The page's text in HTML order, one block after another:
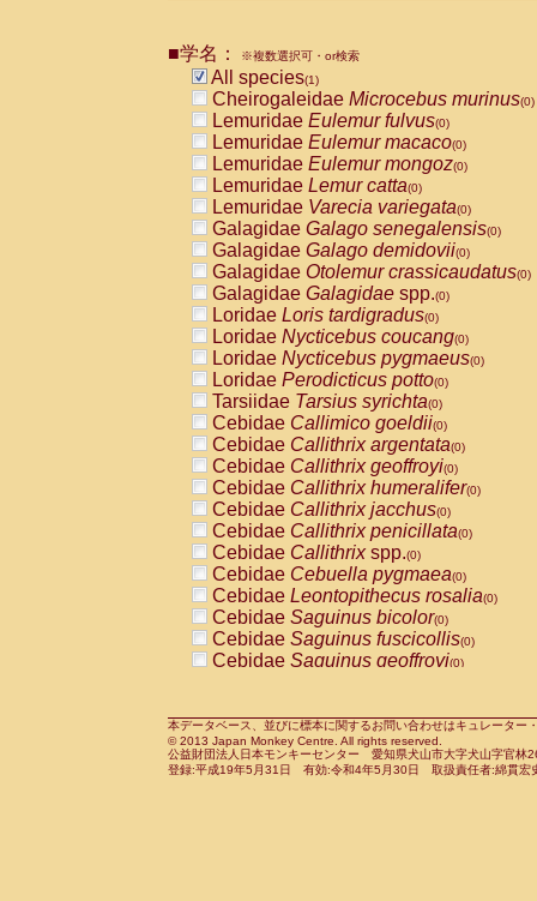
CebidaeCebus nigrivittatus
CebidaeCebus
CebidaeSaimiri boliviensis(0)
CebidaeSaimiri sciureus(0)
AtelidaeAlouatta caraya(0)
AtelidaeAlouatta fusca(0)
AtelidaeAlouatta seniculus
AtelidaeAlouattaspp.(0)
AtelidaeAteles belzebuth(0)
AtelidaeAteles geoffroyi(0)
AtelidaeAteles paniscus(0)
AtelidaeAtelesspp.(0)
Atelidae Lagothrix lagothricha
AtelidaeLagothrix lagothricha cana
PitheciidaeCacajao calvus
PitheciidaeCallicebus cupreus
PitheciidaeCallicebus donacophilus
PitheciidaeCallicebus moloch
PitheciidaeCallicebus torquatus
PitheciidaeCallicebusspp.(0)
PitheciidaeChiropotes satanas(0)
PitheciidaePithecia monachus
PitheciidaePithecia pithecia(0)
CercopithecidaeCercocebus agilis
CercopithecidaeCercocebus
CercopithecidaeCercocebus
CercopithecidaeCercocebus
CercopithecidaeCercocebus
CercopithecidaeCercocebushybrid
CercopithecidaePapio anubis(0)
CercopithecidaePapio cynocephalus
CercopithecidaePapio hamadryas(0)
■学名： ※複数選択可・or検索
All species(1)
Cheirogaleidae Microcebus murinus(0)
Lemuridae Eulemur fulvus(0)
Lemuridae Eulemur macaco(0)
Lemuridae Eulemur mongoz(0)
Lemuridae Lemur catta(0)
Lemuridae Varecia variegata(0)
Galagidae Galago senegalensis(0)
Galagidae Galago demidovii(0)
Galagidae Otolemur crassicaudatus(0)
Galagidae Galagidae spp.(0)
Loridae Loris tardigradus(0)
Loridae Nycticebus coucang(0)
Loridae Nycticebus pygmaeus(0)
Loridae Perodicticus potto(0)
Tarsiidae Tarsius syrichta(0)
Cebidae Callimico goeldii(0)
Cebidae Callithrix argentata(0)
Cebidae Callithrix geoffroyi(0)
Cebidae Callithrix humeralifer(0)
Cebidae Callithrix jacchus(0)
Cebidae Callithrix penicillata(0)
Cebidae Callithrixspp.(0)
Cebidae Cebuella pygmaea(0)
Cebidae Leontopithecus rosalia(0)
Cebidae Saguinus bicolor(0)
Cebidae Saguinus fuscicollis(0)
Cebidae Saguinus geoffroyi(0)
CebidaeSaguinus leucopus(0)
CebidaeSaguinus midas(0)
Cebidae Saguinus mystax(0)
本データベース、並びに標本に関するお問い合わせはキュレータ
© 2013 Japan Monkey Centre. All rights reserved.
公益財団法人日本モンキーセンター 愛知県犬山市大字犬山字官
登録:平成19年5月31日 有効:令和4年5月30日 取扱責任者:綿貫宏